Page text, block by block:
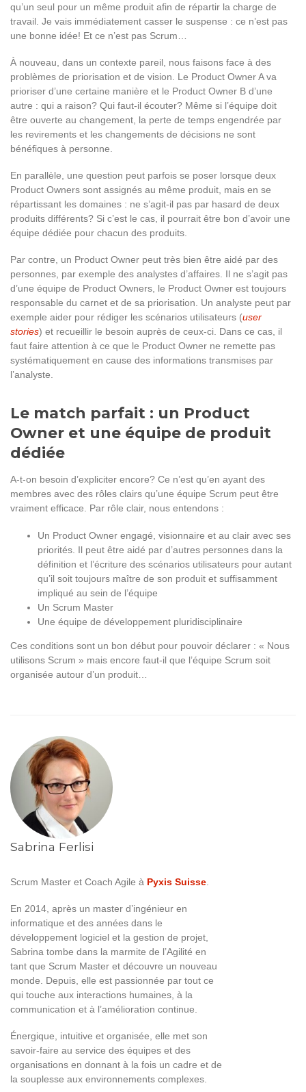
qu’un seul pour un même produit afin de répartir la charge de
travail. Je vais immédiatement casser le suspense : ce n’est pas
une bonne idée! Et ce n’est pas Scrum…
À nouveau, dans un contexte pareil, nous faisons face à des
problèmes de priorisation et de vision. Le Product Owner A va
prioriser d’une certaine manière et le Product Owner B d’une
autre : qui a raison? Qui faut-il écouter? Même si l’équipe doit
être ouverte au changement, la perte de temps engendrée par
les revirements et les changements de décisions ne sont
bénéfiques à personne.
En parallèle, une question peut parfois se poser lorsque deux
Product Owners sont assignés au même produit, mais en se
répartissant les domaines : ne s’agit-il pas par hasard de deux
produits différents? Si c’est le cas, il pourrait être bon d’avoir une
équipe dédiée pour chacun des produits.
Par contre, un Product Owner peut très bien être aidé par des
personnes, par exemple des analystes d’affaires. Il ne s’agit pas
d’une équipe de Product Owners, le Product Owner est toujours
responsable du carnet et de sa priorisation. Un analyste peut par
exemple aider pour rédiger les scénarios utilisateurs (user
stories) et recueillir le besoin auprès de ceux-ci. Dans ce cas, il
faut faire attention à ce que le Product Owner ne remette pas
systématiquement en cause des informations transmises par
l’analyste.
Le match parfait : un Product
Owner et une équipe de produit
dédiée
A-t-on besoin d’expliciter encore? Ce n’est qu’en ayant des
membres avec des rôles clairs qu’une équipe Scrum peut être
vraiment efficace. Par rôle clair, nous entendons :
Un Product Owner engagé, visionnaire et au clair avec ses
priorités. Il peut être aidé par d’autres personnes dans la
définition et l’écriture des scénarios utilisateurs pour autant
qu’il soit toujours maître de son produit et suffisamment
impliqué au sein de l’équipe
Un Scrum Master
Une équipe de développement pluridisciplinaire
Ces conditions sont un bon début pour pouvoir déclarer : « Nous
utilisons Scrum » mais encore faut-il que l’équipe Scrum soit
organisée autour d’un produit…
Sabrina Ferlisi
Scrum Master et Coach Agile à Pyxis Suisse
En 2014, après un master d’ingénieur en
informatique et des années dans le
développement logiciel et la gestion de projet,
Sabrina tombe dans la marmite de l’Agilité en
tant que Scrum Master et découvre un nouveau
monde. Depuis, elle est passionnée par tout ce
qui touche aux interactions humaines, à la
communication et à l’amélioration continue.
Énergique, intuitive et organisée, elle met son
savoir-faire au service des équipes et des
organisations en donnant à la fois un cadre et de
la souplesse aux environnements complexes.